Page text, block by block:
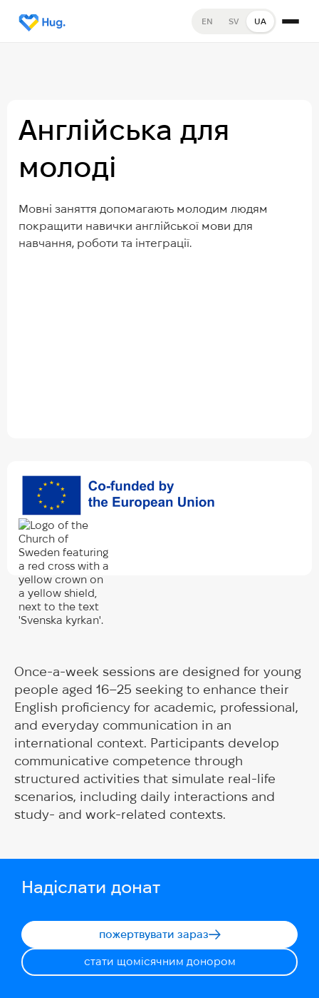
EN SV UA
Англійська для
молоді
Мовні заняття допомагають молодим людям
покращити навички англійської мови для
навчання, роботи та інтеграції.
Once-a-week sessions are designed for young
people aged 16–25 seeking to enhance their
English proficiency for academic, professional,
and everyday communication in an
international context. Participants develop
communicative competence through
structured activities that simulate real-life
scenarios, including daily interactions and
study- and work-related contexts.
Надіслати донат
пожертвувати зараз
стати щомісячним донором